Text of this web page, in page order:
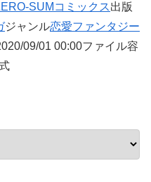
SUMコミックス出版
ジャンル恋愛ファンタジー
09/01 00:00ファイル容